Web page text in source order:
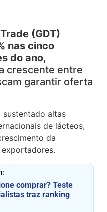
(GDT)
nas cinco
do ano,
crescente entre
garantir oferta
sustentado altas
de lácteos,
da
comprar? Teste
traz ranking